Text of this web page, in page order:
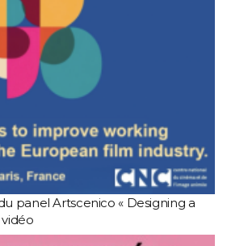
panel Artscenico « Designing a